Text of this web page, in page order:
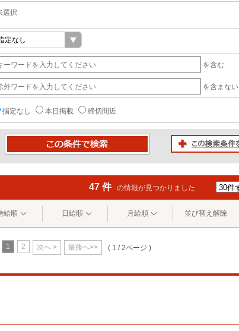
選択
を含む
を含まない
指定なし 本日掲載 締切間近
47 件 の情報が見つかりました
給順 日給順 月給順 並び替え解除
1 2 次へ > 最後へ>> ( 1 / 2ページ )